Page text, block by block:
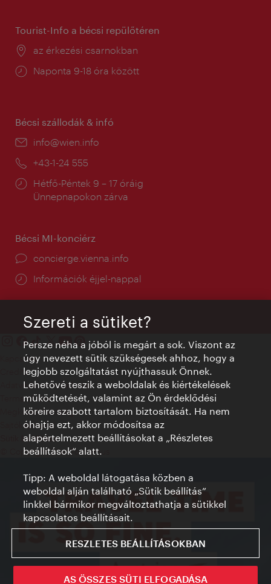
Tourist-Info a bécsi repülőtéren
Helyszín:
az érkezési csarnokban
Nyitva
Naponta 9-18 óra között
Bécsi szállodák & infó
E-
info@wien.info
Telefon:
+43-1-24 555
Nyitva
tartás:
Hétfő-Péntek 9 – 17 óráig
Ünnepnapokon zárva
Bécsi MI-konciérz
concierge.vienna.info
Információk éjjel-nappal
Kapcsolat
Credits
Adatvédelmi nyilatkozat
Terms of Use
Megközelíthetőség
Sajtókapcsolat
Sütik beállítása
© Copyright WienTourismus
Szereti a sütiket?
Persze néha a jóból is megárt a sok. Viszont az
úgy nevezett sütik szükségesek ahhoz, hogy a
legjobb szolgáltatást nyújthassuk Önnek.
Lehetővé teszik a weboldalak és kiértékelések
működtetését, valamint az Ön érdeklődési
köreire szabott tartalom biztosítását. Ha nem
óhajtja ezt, akkor módosítsa az
alapértelmezett beállításokat a „Részletes
beállítások“ alatt.
Tipp: A weboldal látogatása közben a
weboldal alján található „Sütik beállítás”
linkkel bármikor megváltoztathatja a sütikkel
kapcsolatos beállításait.
RESZLETES BEÁLLÍTÁSOKBAN
AS ÖSSZES SÜTI ELFOGADÁSA